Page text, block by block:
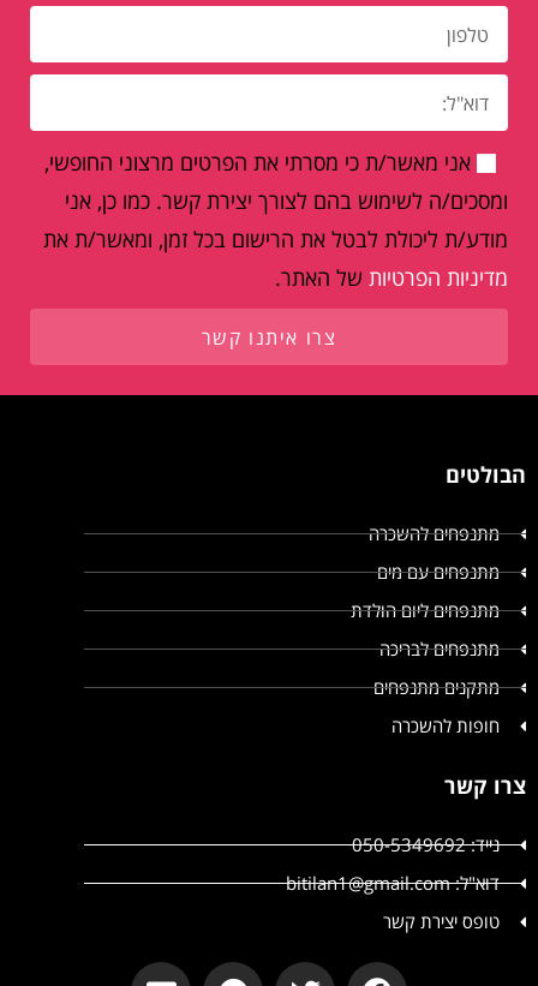
אני מאשר/ת כי מסרתי את הפרטים מרצוני החופשי,
ומסכים/ה לשימוש בהם לצורך יצירת קשר. כמו כן, אני
מודע/ת ליכולת לבטל את הרישום בכל זמן, ומאשר/ת את
מדיניות הפרטיות של האתר.
צרו איתנו קשר
הבולטים
מתנפחים להשכרה
מתנפחים עם מים
מתנפחים ליום הולדת
מתנפחים לבריכה
מתקנים מתנפחים
חופות להשכרה
צרו קשר
נייד: 050-5349692
דוא"ל: bitilan1@gmail.com
טופס יצירת קשר